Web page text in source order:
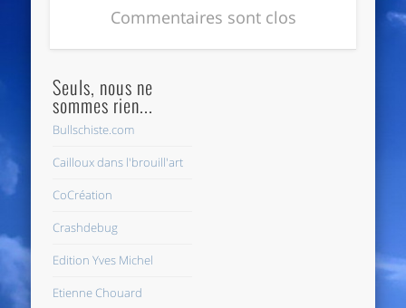
Commentaires sont clos
Seuls, nous ne
sommes rien...
Bullschiste.com
Cailloux dans l'brouill'art
CoCréation
Crashdebug
Edition Yves Michel
Etienne Chouard